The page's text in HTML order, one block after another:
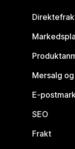
Mersalg
E-
SEO
Frakt